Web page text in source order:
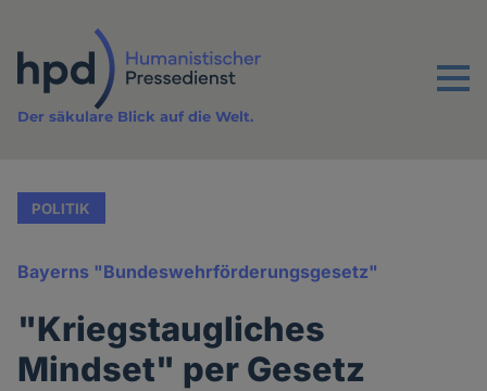
Inhalt
Menu
Der säkulare Blick auf die Welt.
POLITIK
Bayerns "Bundeswehrförderungsgesetz"
"Kriegstaugliches
Mindset" per Gesetz